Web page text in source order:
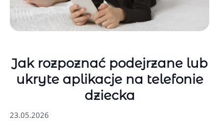
Jak rozpoznać podejrzane lub
ukryte aplikacje na telefonie
dziecka
23.05.2026